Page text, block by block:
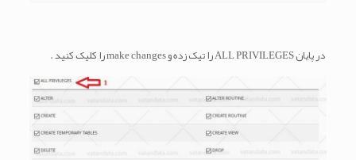
در پایان ALL PRIVILEGES را تیک زده و make changesرا کلیک کنید .